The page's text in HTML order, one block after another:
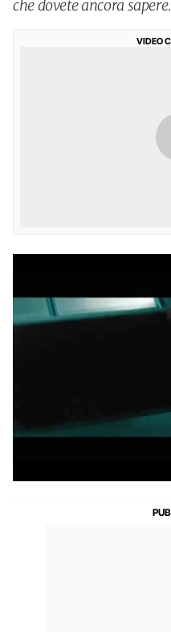
che dovete ancora sapere.
VIDEO